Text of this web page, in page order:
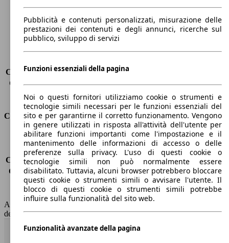
Peso massimo
2950 kg
Carico massimo
-
Porte
5
Sedili
7
Capacità di traino (senza freni) -
Capacità di traino (con freni)
2350 kg
Volume del bagagliaio
262 - 1816 l
Consumi
Emissioni di CO2*
-
Consumo (urbano)
-
Consumo (extra-urbano)
Consumo (combinato)* -
Classe di emissione
Euro 6
Capacità del serbatoio
71 l
AutoScout24 non si assume alcuna responsabilità per la correttezza
dei dati.
Pubblicità e contenuti personalizzati, misurazione delle
prestazioni dei contenuti e degli annunci, ricerche sul
pubblico, sviluppo di servizi
Funzioni essenziali della pagina
Noi o questi fornitori utilizziamo cookie o strumenti e
tecnologie simili necessari per le funzioni essenziali del
sito e per garantirne il corretto funzionamento. Vengono
in genere utilizzati in risposta all'attività dell'utente per
abilitare funzioni importanti come l'impostazione e il
mantenimento delle informazioni di accesso o delle
preferenze sulla privacy. L'uso di questi cookie o
tecnologie simili non può normalmente essere
disabilitato. Tuttavia, alcuni browser potrebbero bloccare
questi cookie o strumenti simili o avvisare l'utente. Il
blocco di questi cookie o strumenti simili potrebbe
influire sulla funzionalità del sito web.
Funzionalità avanzate della pagina